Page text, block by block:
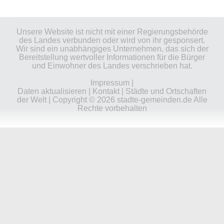
Unsere Website ist nicht mit einer Regierungsbehörde
des Landes verbunden oder wird von ihr gesponsert.
Wir sind ein unabhängiges Unternehmen, das sich der
Bereitstellung wertvoller Informationen für die Bürger
und Einwohner des Landes verschrieben hat.
Impressum
Daten aktualisieren
Kontakt
Städte und Ortschaften
der Welt| Copyright © 2026 stadte-gemeinden.de Alle
Rechte vorbehalten